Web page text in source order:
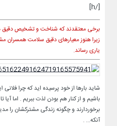
[/h]
برخی معتقدند که شناخت و تشخیص دقیق
زیرا هنوز معیارهای دقیق سلامت
یاری رساند.
شاید بارها از خود پرسیده اید که چرا
باشیم و از کنار هم بودن لذت ببریم . اما
برخوردارند و چگونه زندگی مشترکشان را
آنکه... .